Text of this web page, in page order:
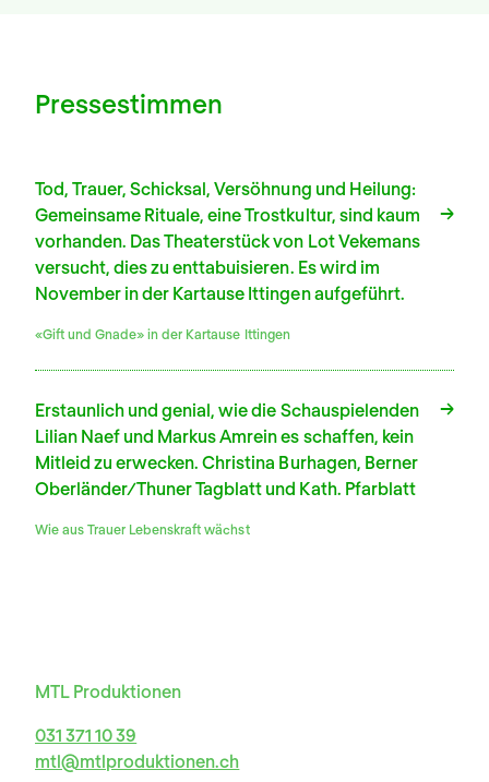
Pressestimmen
«Gift und Gnade» in der Kartause Ittingen
Tod, Trauer, Schicksal, Versöhnung und Heilung:
Gemeinsame Rituale, eine Trostkultur, sind kaum
vorhanden. Das Theaterstück von Lot Vekemans
versucht, dies zu enttabuisieren. Es wird im
November in der Kartause Ittingen aufgeführt.
Wie aus Trauer Lebenskraft wächst
Erstaunlich und genial, wie die Schauspielenden
Lilian Naef und Markus Amrein es schaffen, kein
Mitleid zu erwecken. Christina Burhagen, Berner
Oberländer/Thuner Tagblatt und Kath. Pfarblatt
MTL Produktionen
031 371 10 39
mtl@mtlproduktionen.ch